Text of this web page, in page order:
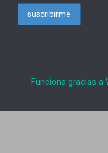
Funciona gracias a